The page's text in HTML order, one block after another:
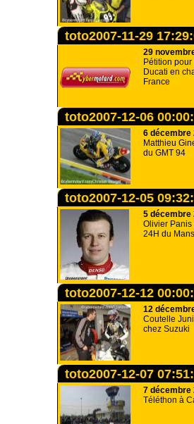
toto2007-11-29
29
Pétition
Ducati en
France
toto2007-12-06
6 décembre
Matthieu
du GMT 94
toto2007-12-05
5 décembre
Olivier
24H du
toto2007-12-12
12
Coutelle
chez Suzuki
toto2007-12-07
7 décembre
Téléthon à